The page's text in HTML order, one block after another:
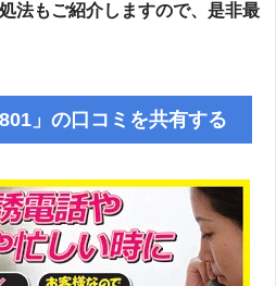
法もご紹介しますので、是非最
」の口コミを共有する